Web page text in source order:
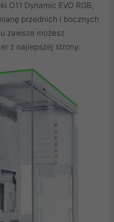
O11 Dynamic EVO RGB,
przednich i bocznych
zawsze możesz
z najlepszej strony.